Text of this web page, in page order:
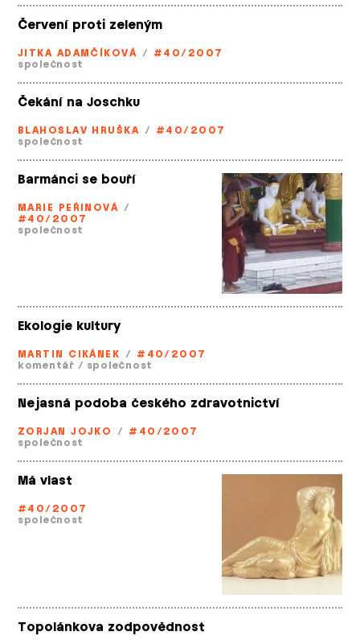
Červení proti zeleným
JITKA ADAMČÍKOVÁ / #40/2007
společnost
Čekání na Joschku
BLAHOSLAV HRUŠKA / #40/2007
společnost
Barmánci se bouří
MARIE PEŘINOVÁ /
#40/2007
společnost
Ekologie kultury
MARTIN CIKÁNEK / #40/2007
komentář / společnost
Nejasná podoba českého zdravotnictví
ZORJAN JOJKO / #40/2007
společnost
Má vlast
#40/2007
společnost
Topolánkova zodpovědnost